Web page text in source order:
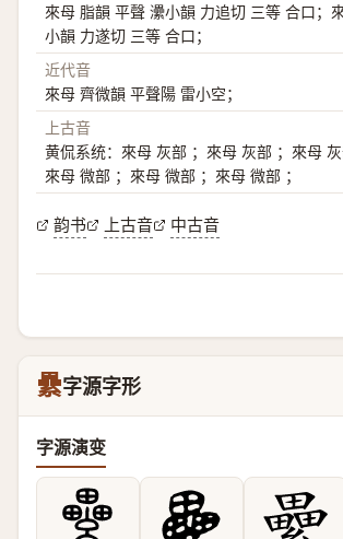
來母 脂韻 平聲 㶟小韻 力追切 三等 合口；
小韻 力遂切 三等 合口；
近代音
來母 齊微韻 平聲陽 雷小空；
上古音
黄侃系统：來母 灰部 ；來母 灰部 ；來母 灰
來母 微部 ；來母 微部 ；來母 微部 ；
韵书 上古音 中古音
纍字源字形
字源演变